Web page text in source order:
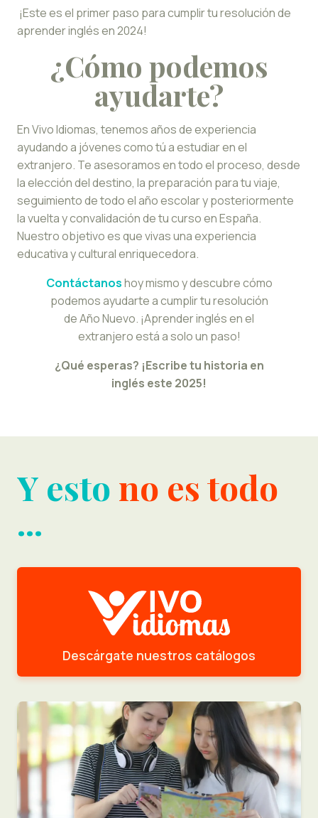
¡Este es el primer paso para cumplir tu resolución de
aprender inglés en 2024!
¿Cómo podemos
ayudarte?
En Vivo Idiomas, tenemos años de experiencia
ayudando a jóvenes como tú a estudiar en el
extranjero. Te asesoramos en todo el proceso, desde
la elección del destino, la preparación para tu viaje,
seguimiento de todo el año escolar y posteriormente
la vuelta y convalidación de tu curso en España.
Nuestro objetivo es que vivas una experiencia
educativa y cultural enriquecedora.
Contáctanoshoy mismo y descubre cómo
podemos ayudarte a cumplir tu resolución
de Año Nuevo. ¡Aprender inglés en el
extranjero está a solo un paso!
¿Qué esperas? ¡Escribe tu historia en
inglés este 2025!
Y esto no es todo
...
Descárgate nuestros catálogos